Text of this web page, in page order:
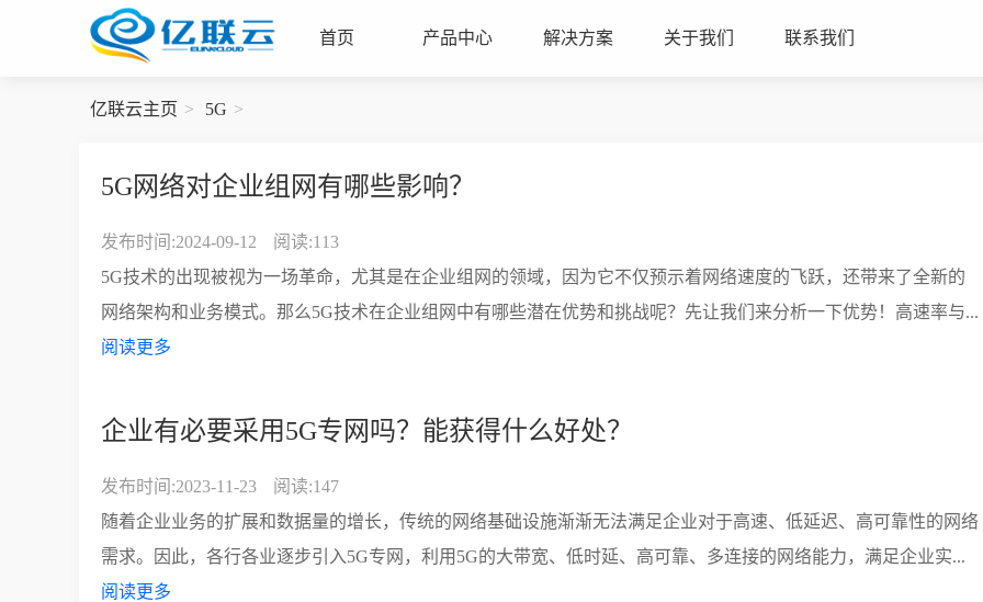
首页 产品中心 解决方案 关于我们 联系我们
亿联云主页 5G
5G网络对企业组网有哪些影响？
发布时间:2024-09-12
阅读:113
5G技术的出现被视为一场革命，尤其是在企业组网的领域，因为它不仅预示着网络速度的飞跃，还带来了全新的
网络架构和业务模式。那么5G技术在企业组网中有哪些潜在优势和挑战呢？先让我们来分析一下优势！高速率与...
阅读更多
企业有必要采用5G专网吗？能获得什么好处？
发布时间:2023-11-23
阅读:147
随着企业业务的扩展和数据量的增长，传统的网络基础设施渐渐无法满足企业对于高速、低延迟、高可靠性的网络
需求。因此，各行各业逐步引入5G专网，利用5G的大带宽、低时延、高可靠、多连接的网络能力，满足企业实...
阅读更多